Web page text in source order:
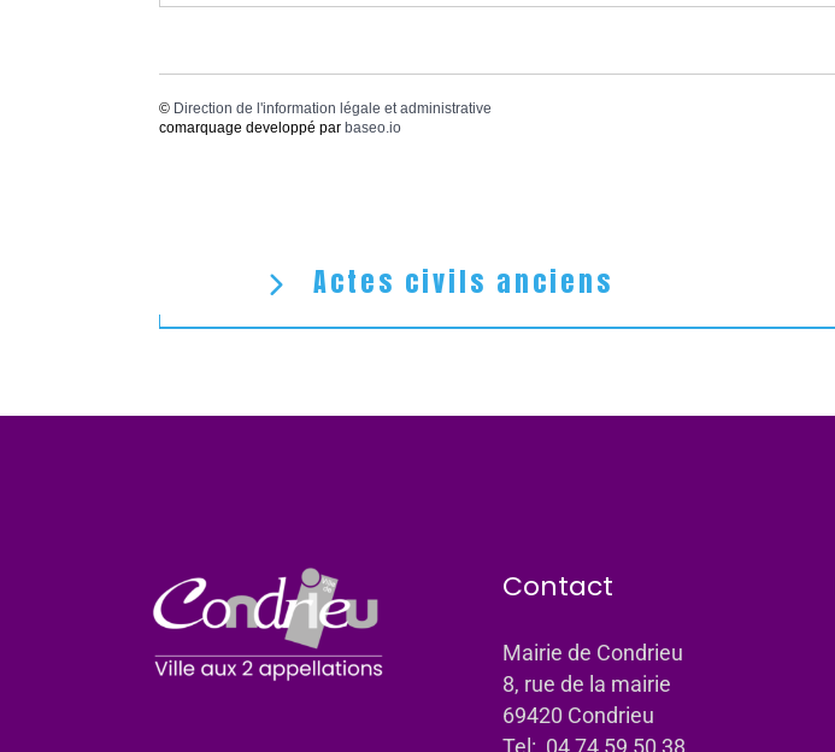
© Direction de l'information légale et administrative
comarquage developpé par baseo.io
Actes civils anciens
Contact
Mairie de Condrieu
8, rue de la mairie
69420 Condrieu
Tel: 04 74 59 50 38